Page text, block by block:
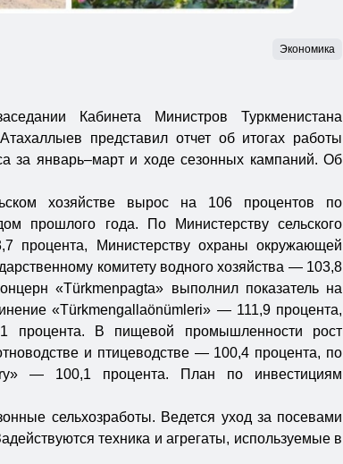
Экономика
Кабинета Министров Туркменистана
представил отчет об итогах работы
за январь–март и ходе сезонных кампаний. Об
хозяйстве вырос на 106 процентов по
прошлого года. По Министерству сельского
процента, Министерству охраны окружающей
комитету водного хозяйства — 103,8
«Türkmenpagta» выполнил показатель на
«Türkmengallaönümleri» — 111,9 процента,
процента. В пищевой промышленности рост
и птицеводстве — 100,4 процента, по
— 100,1 процента. План по инвестициям
сельхозработы. Ведется уход за посевами
техника и агрегаты, используемые в